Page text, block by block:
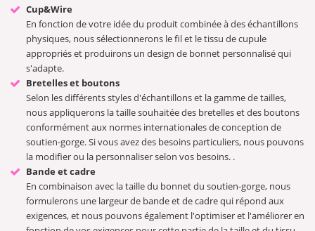
Cup&Wire
En fonction de votre idée du produit combinée à des échantillons
physiques, nous sélectionnerons le fil et le tissu de cupule
appropriés et produirons un design de bonnet personnalisé qui
s'adapte.
Bretelles et boutons
Selon les différents styles d'échantillons et la gamme de tailles,
nous appliquerons la taille souhaitée des bretelles et des boutons
conformément aux normes internationales de conception de
soutien-gorge. Si vous avez des besoins particuliers, nous pouvons
la modifier ou la personnaliser selon vos besoins. .
Bande et cadre
En combinaison avec la taille du bonnet du soutien-gorge, nous
formulerons une largeur de bande et de cadre qui répond aux
exigences, et nous pouvons également l'optimiser et l'améliorer en